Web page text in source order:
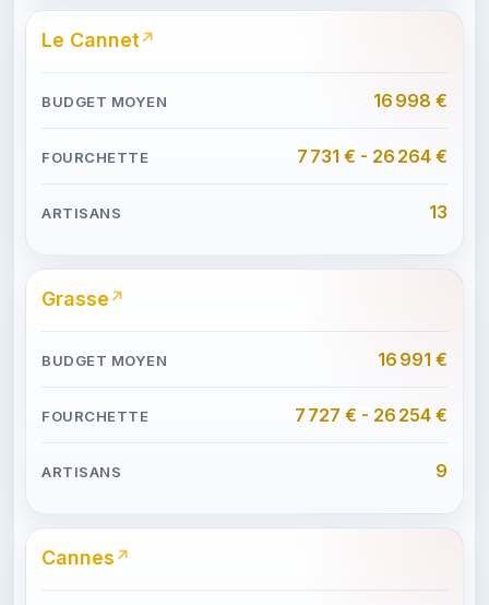
Le Cannet
16 998 €
7 731 € - 26 264 €
13
Grasse
16 991 €
7 727 € - 26 254 €
9
Cannes